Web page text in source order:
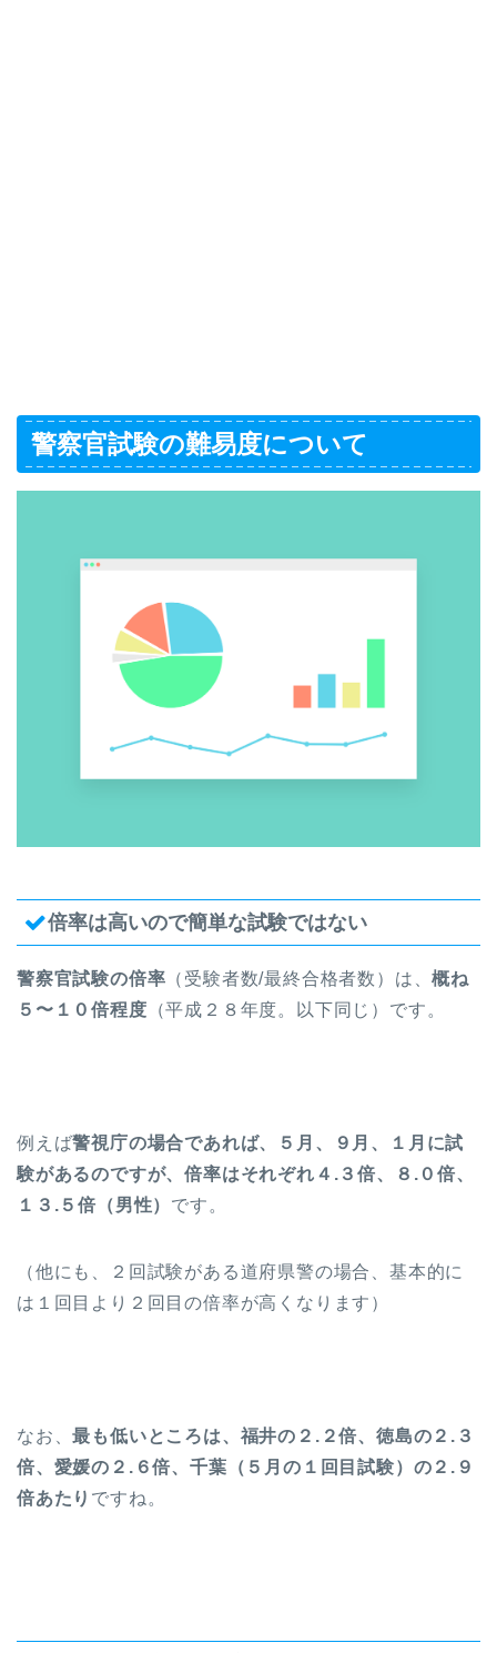
警察官試験の難易度について
倍率は高いので簡単な試験ではない
警察官試験の倍率 （受験者数/最終合格者数）は、概ね
５〜１０倍程度 （平成２８年度。以下同じ）です。
例えば警視庁の場合であれば、５月、９月、１月に試
験があるのですが、倍率はそれぞれ４.３倍、８.０倍、
１３.５倍（男性） です。
（他にも、２回試験がある道府県警の場合、基本的に
は１回目より２回目の倍率が高くなります）
なお、最も低いところは、福井の２.２倍、徳島の２.３
倍、愛媛の２.６倍、千葉（５月の１回目試験）の２.９
倍あたり ですね。